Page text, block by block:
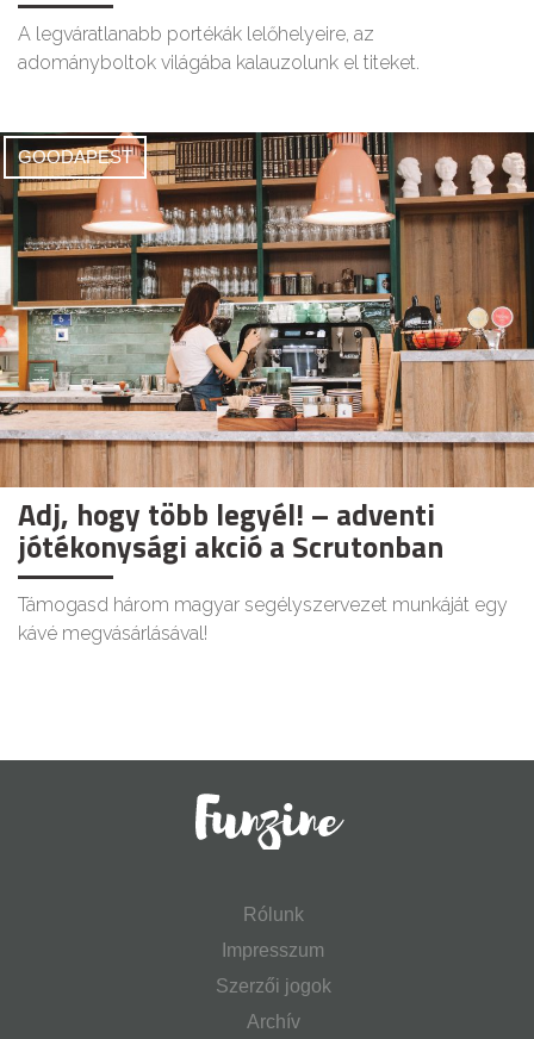
A legváratlanabb portékák lelőhelyeire, az
adományboltok világába kalauzolunk el titeket.
GOODAPEST
Adj, hogy több legyél! – adventi
jótékonysági akció a Scrutonban
Támogasd három magyar segélyszervezet munkáját egy
kávé megvásárlásával!
Rólunk
Impresszum
Szerzői jogok
Archív